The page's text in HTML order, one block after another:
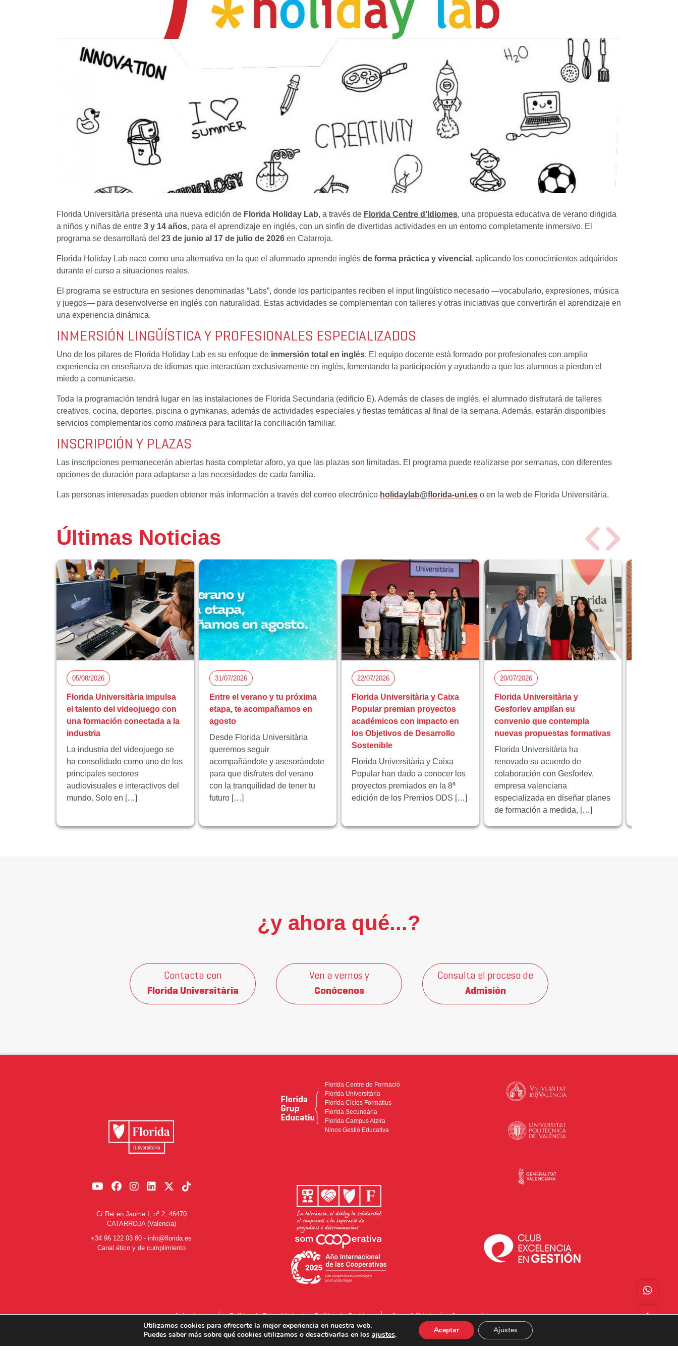
Florida Universitària presenta una nueva edición de Florida Holiday Lab, a través de Florida Centre d’Idiomes, una propuesta educativa de verano dirigida
a niños y niñas de entre 3 y 14 años, para el aprendizaje en inglés, con un sinfín de divertidas actividades en un entorno completamente inmersivo. El
programa se desarrollará del 23 de junio al 17 de julio de 2026 en Catarroja.
Florida Holiday Lab nace como una alternativa en la que el alumnado aprende inglés de forma práctica y vivencial , aplicando los conocimientos adquiridos
durante el curso a situaciones reales.
El programa se estructura en sesiones denominadas “Labs”, donde los participantes reciben el input lingüístico necesario —vocabulario, expresiones, música
y juegos— para desenvolverse en inglés con naturalidad. Estas actividades se complementan con talleres y otras iniciativas que convertirán el aprendizaje en
una experiencia dinámica.
INMERSIÓN LINGÜÍSTICA Y PROFESIONALES ESPECIALIZADOS
Uno de los pilares de Florida Holiday Lab es su enfoque de inmersión total en inglés. El equipo docente está formado por profesionales con amplia
experiencia en enseñanza de idiomas que interactúan exclusivamente en inglés, fomentando la participación y ayudando a que los alumnos a pierdan el
miedo a comunicarse.
Toda la programación tendrá lugar en las instalaciones de Florida Secundaria (edificio E). Además de clases de inglés, el alumnado disfrutará de talleres
creativos, cocina, deportes, piscina o gymkanas, además de actividades especiales y fiestas temáticas al final de la semana. Además, estarán disponibles
servicios complementarios como matinera para facilitar la conciliación familiar.
INSCRIPCIÓN Y PLAZAS
Las inscripciones permanecerán abiertas hasta completar aforo, ya que las plazas son limitadas. El programa puede realizarse por semanas, con diferentes
opciones de duración para adaptarse a las necesidades de cada familia.
Las personas interesadas pueden obtener más información a través del correo electrónico holidaylab@florida-uni.es o en la web de Florida Universitària.
Últimas Noticias
05/08/2026
Florida Universitària impulsa
el talento del videojuego con
una formación conectada a la
industria
La industria del videojuego se
ha consolidado como uno de los
principales sectores
audiovisuales e interactivos del
mundo. Solo en […]
31/07/2026
Entre el verano y tu próxima
etapa, te acompañamos en
agosto
Desde Florida Universitària
queremos seguir
acompañándote y asesorándote
para que disfrutes del verano
con la tranquilidad de tener tu
futuro […]
22/07/2026
Florida Universitària y Caixa
Popular premian proyectos
académicos con impacto en
los Objetivos de Desarrollo
Sostenible
Florida Universitària y Caixa
Popular han dado a conocer los
proyectos premiados en la 8ª
edición de los Premios ODS […]
20/07/2026
Florida Universitària y
Gesforlev amplían su
convenio que contempla
nuevas propuestas formativas
Florida Universitària ha
renovado su acuerdo de
colaboración con Gesforlev,
empresa valenciana
especializada en diseñar planes
de formación a medida, […]
¿y ahora qué...?
Contacta con
Florida Universitària
Ven a vernos y
Conócenos
Consulta el proceso de
Admisión
C/ Rei en Jaume I, nº 2, 46470
CATARROJA (Valencia)
+34 96 122 03 80 - info@florida.es
Canal ético y de cumplimiento
Florida Centre de Formació
Florida Universitària
Florida Cicles Formatius
Florida Secundària
Florida Campus Alzira
Ninos Gestió Educativa
Aviso Legal Política de Privacidad Política de Cookies Accesibilidad Acceso a Intranet
Utilizamos cookies para ofrecerte la mejor experiencia en nuestra web.
Puedes saber más sobre qué cookies utilizamos o desactivarlas en los ajustes. Aceptar Ajustes